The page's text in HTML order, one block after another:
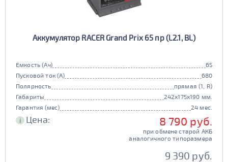
Аккумулятор RACER Grand Prix 65 пр (L2.1, BL)
Емкость (Ач)
65
Пусковой ток (А)
680
Полярность
прямая (1, R)
Габариты
242x175x190 мм.
Гарантия (мес)
24 мес.
i Цена: 8 790 руб.
при обмене старой АКБ
аналогичного типоразмера
9 390 руб.